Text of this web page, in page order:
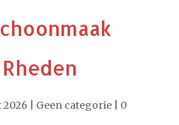
2026 Geen categorie| 0